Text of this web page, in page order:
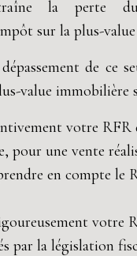
la perte
sur la plus-
de ce
value immobilière
votre RFR
pour une vente
en compte le
votre
par la législation